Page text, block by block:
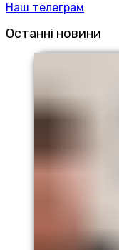
Наш телеграм
Останні новини